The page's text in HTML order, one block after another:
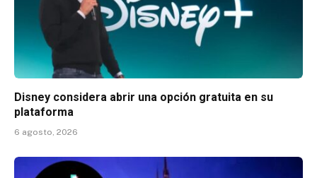
Disney considera abrir una opción gratuita en su
plataforma
6 agosto, 2026